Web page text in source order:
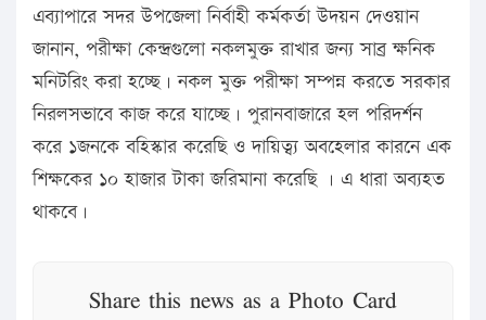
এব্যাপারে সদর উপজেলা নির্বাহী কর্মকর্তা উদয়ন দেওয়ান
জানান, পরীক্ষা কেন্দ্রগুলো নকলমুক্ত রাখার জন্য সাবর্ ক্ষনিক
মনিটরিং করা হচ্ছে। নকল মুক্ত পরীক্ষা সম্পন্ন করতে সরকার
নিরলসভাবে কাজ করে যাচ্ছে। পুরানবাজারে হল পরিদর্শন
করে ১জনকে বহিস্কার করেছি ও দায়িত্ব্য অবহেলার কারনে এক
শিক্ষকের ১০ হাজার টাকা জরিমানা করেছি । এ ধারা অব্যহত
থাকবে।
Share this news as a Photo Card